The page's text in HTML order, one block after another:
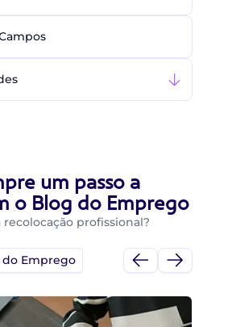
um passo a
o Blog do Emprego
recolocação profissional?
do Emprego